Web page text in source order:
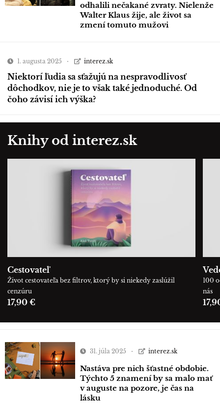
odhalili nečakané zvraty. Nielenže
Walter Klaus žije, ale život sa
zmení tomuto mužovi
1. augusta 2025 interez.sk
Niektorí ľudia sa sťažujú na nespravodlivosť
dôchodkov, nie je to však také jednoduché. Od
čoho závisí ich výška?
Knihy od interez.sk
Cestovateľ
Život cestovateľa bez filtrov, ktorý by si niekedy zaslúžil
cenzúru
17,90 €
100
nás
31. júla 2025 interez.sk
Nastáva pre nich šťastné obdobie.
Týchto 5 znamení by sa malo mať
v auguste na pozore, je čas na
lásku